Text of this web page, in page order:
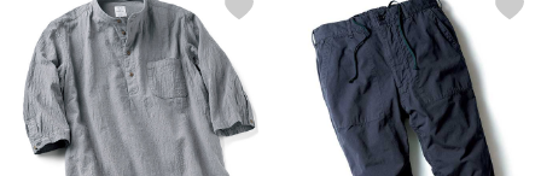
Miss Kyouko／ミスキョウコ
財布／コイン
革小物
ポーチ